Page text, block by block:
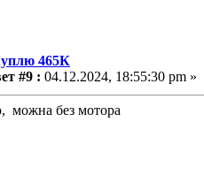
465К
#9 : 04.12.2024, 18:55:30 pm »
без мотора